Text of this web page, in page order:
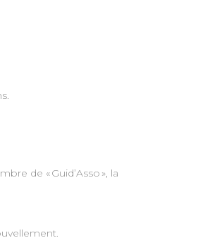
de « Guid’Asso », la